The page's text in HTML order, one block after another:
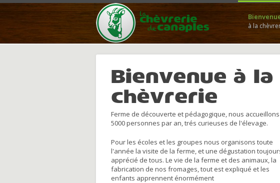
à la
Bienvenue à la
chèvrerie
Ferme de découverte et pédagogique, nous accueillons
5000 personnes par an, trés curieuses de l'élevage.
Pour les écoles et les groupes nous organisons toute
l'année la visite de la ferme, et une dégustation
apprécié de tous. Le vie de la ferme et des animaux, la
fabrication de nos fromages, tout est expliqué et les
enfants apprennent énormément